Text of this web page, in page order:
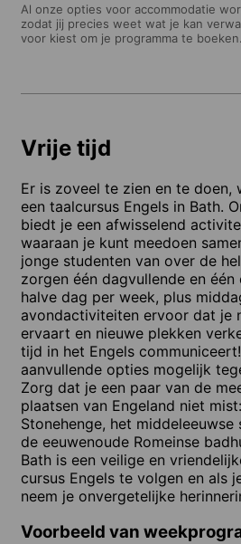
Al onze opties voor accommodatie
zodat jij precies weet wat je kan
voor kiest om je programma te boeken.
Vrije tijd
Er is zoveel te zien en te doen,
een taalcursus Engels in Bath.
biedt je een afwisselend
waaraan je kunt meedoen
jonge studenten van over de
zorgen één dagvullende en één
halve dag per week, plus
avondactiviteiten ervoor dat je
ervaart en nieuwe plekken
tijd in het Engels
aanvullende opties mogelijk
Zorg dat je een paar van de
plaatsen van Engeland niet
Stonehenge, het
de eeuwenoude Romeinse
Bath is een veilige en
cursus Engels te volgen en als
neem je onvergetelijke
Voorbeeld van